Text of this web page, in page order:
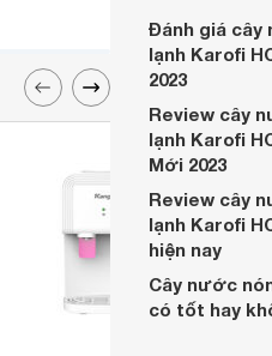
Đánh giá cây
lạnh Karofi
2023
Review cây
lạnh Karofi
Mới 2023
Review cây
lạnh Karofi
hiện nay
Cây nước
có tốt hay